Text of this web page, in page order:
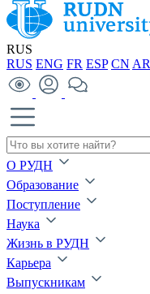
RUS
RUS ENG FR ESP CN AR
О РУДН
Образование
Поступление
Наука
Жизнь в РУДН
Карьера
Выпускникам